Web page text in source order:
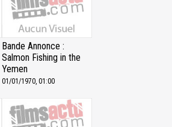
Bande Annonce :
Salmon Fishing in the
Yemen
01/01/1970, 01:00